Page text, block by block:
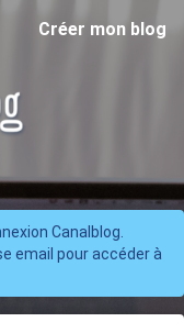
Créer mon blog
Canalblog.
email pour accéder à